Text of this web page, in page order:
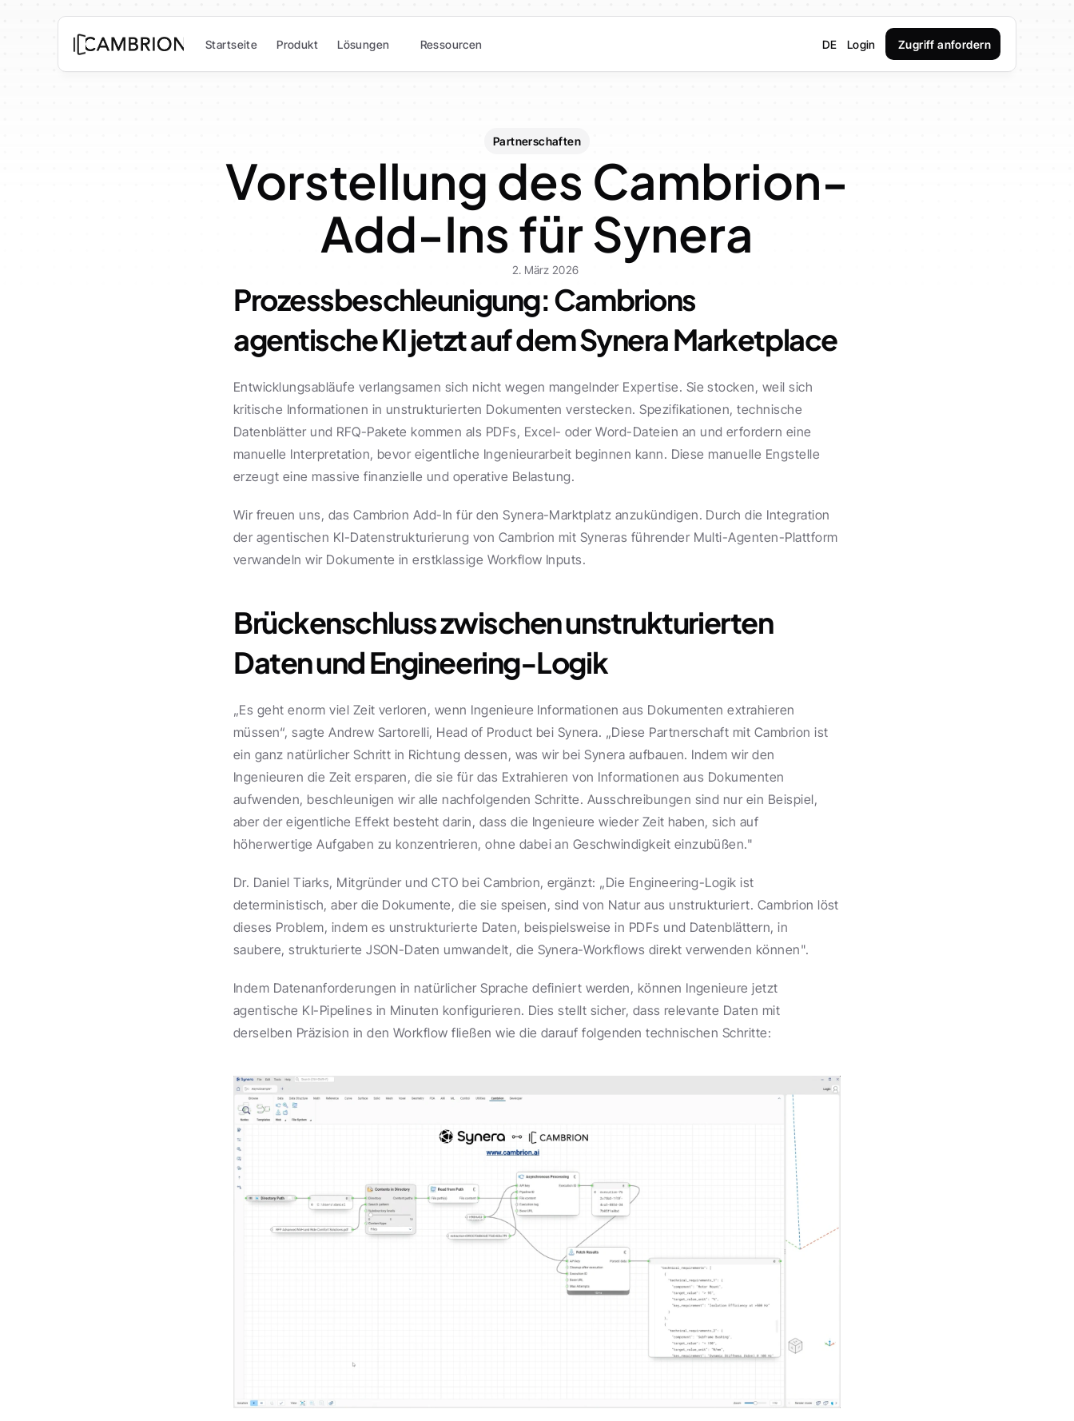
Startseite Produkt Lösungen Ressourcen DE Login Zugriff anfordern
Partnerschaften
Vorstellung des Cambrion-
Add-Ins für Synera
2. März 2026
Prozessbeschleunigung: Cambrions
agentische KI jetzt auf dem Synera Marketplace
Entwicklungsabläufe verlangsamen sich nicht wegen mangelnder Expertise. Sie stocken, weil sich
kritische Informationen in unstrukturierten Dokumenten verstecken. Spezifikationen, technische
Datenblätter und RFQ-Pakete kommen als PDFs, Excel- oder Word-Dateien an und erfordern eine
manuelle Interpretation, bevor eigentliche Ingenieurarbeit beginnen kann. Diese manuelle Engstelle
erzeugt eine massive finanzielle und operative Belastung.
Wir freuen uns, das Cambrion Add-In für den Synera-Marktplatz anzukündigen. Durch die Integration
der agentischen KI-Datenstrukturierung von Cambrion mit Syneras führender Multi-Agenten-Plattform
verwandeln wir Dokumente in erstklassige Workflow Inputs.
Brückenschluss zwischen unstrukturierten
Daten und Engineering-Logik
„Es geht enorm viel Zeit verloren, wenn Ingenieure Informationen aus Dokumenten extrahieren
müssen“, sagte Andrew Sartorelli, Head of Product bei Synera. „Diese Partnerschaft mit Cambrion ist
ein ganz natürlicher Schritt in Richtung dessen, was wir bei Synera aufbauen. Indem wir den
Ingenieuren die Zeit ersparen, die sie für das Extrahieren von Informationen aus Dokumenten
aufwenden, beschleunigen wir alle nachfolgenden Schritte. Ausschreibungen sind nur ein Beispiel,
aber der eigentliche Effekt besteht darin, dass die Ingenieure wieder Zeit haben, sich auf
höherwertige Aufgaben zu konzentrieren, ohne dabei an Geschwindigkeit einzubüßen."
Dr. Daniel Tiarks, Mitgründer und CTO bei Cambrion, ergänzt: „Die Engineering-Logik ist
deterministisch, aber die Dokumente, die sie speisen, sind von Natur aus unstrukturiert. Cambrion löst
dieses Problem, indem es unstrukturierte Daten, beispielsweise in PDFs und Datenblättern, in
saubere, strukturierte JSON-Daten umwandelt, die Synera-Workflows direkt verwenden können".
Indem Datenanforderungen in natürlicher Sprache definiert werden, können Ingenieure jetzt
agentische KI-Pipelines in Minuten konfigurieren. Dies stellt sicher, dass relevante Daten mit
derselben Präzision in den Workflow fließen wie die darauf folgenden technischen Schritte: